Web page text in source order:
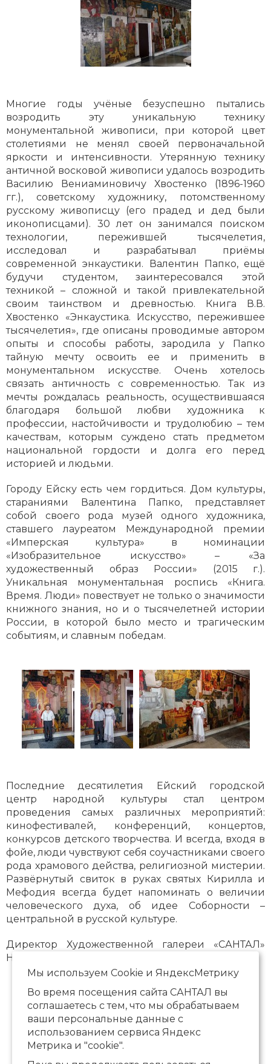
Многие годы учёные безуспешно пытались
возродить эту уникальную технику
монументальной живописи, при которой цвет
столетиями не менял своей первоначальной
яркости и интенсивности. Утерянную технику
античной восковой живописи удалось возродить
Василию Вениаминовичу Хвостенко (1896-1960
гг.), советскому художнику, потомственному
русскому живописцу (его прадед и дед были
иконописцами). 30 лет он занимался поиском
технологии, пережившей тысячелетия,
исследовал и разрабатывал приёмы
современной энкаустики. Валентин Папко, ещё
будучи студентом, заинтересовался этой
техникой – сложной и такой привлекательной
своим таинством и древностью. Книга В.В.
Хвостенко «Энкаустика. Искусство, пережившее
тысячелетия», где описаны проводимые автором
опыты и способы работы, зародила у Папко
тайную мечту освоить ее и применить в
монументальном искусстве. Очень хотелось
связать античность с современностью. Так из
мечты рождалась реальность, осуществившаяся
благодаря большой любви художника к
профессии, настойчивости и трудолюбию – тем
качествам, которым суждено стать предметом
национальной гордости и долга его перед
историей и людьми.
Городу Ейску есть чем гордиться. Дом культуры,
стараниями Валентина Папко, представляет
собой своего рода музей одного художника,
ставшего лауреатом Международной премии
«Имперская культура» в номинации
«Изобразительное искусство» – «За
художественный образ России» (2015 г.).
Уникальная монументальная роспись «Книга.
Время. Люди» повествует не только о значимости
книжного знания, но и о тысячелетней истории
России, в которой было место и трагическим
событиям, и славным победам.
Последние десятилетия Ейский городской
центр народной культуры стал центром
проведения самых различных мероприятий:
кинофестивалей, конференций, концертов,
конкурсов детского творчества. И всегда, входя в
фойе, люди чувствуют себя соучастниками своего
рода храмового действа, религиозной мистерии.
Развёрнутый свиток в руках святых Кирилла и
Мефодия всегда будет напоминать о величии
человеческого духа, об идее Соборности –
центральной в русской культуре.
Директор Художественной галереи «САНТАЛ»
Нина Антоновна Стрижова
Мы используем Сookie и ЯндексМетрику
Во время посещения сайта САНТАЛ вы
соглашаетесь с тем, что мы обрабатываем
ваши персональные данные с
использованием сервиса Яндекс
Метрика и "cookie".